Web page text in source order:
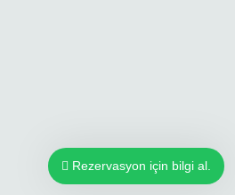
Rezervasyon için bilgi al.